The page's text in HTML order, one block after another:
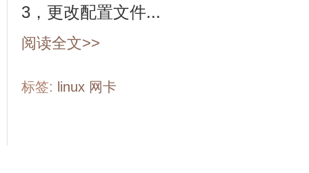
3，更改配置文件...
阅读全文>>
标签: linux 网卡